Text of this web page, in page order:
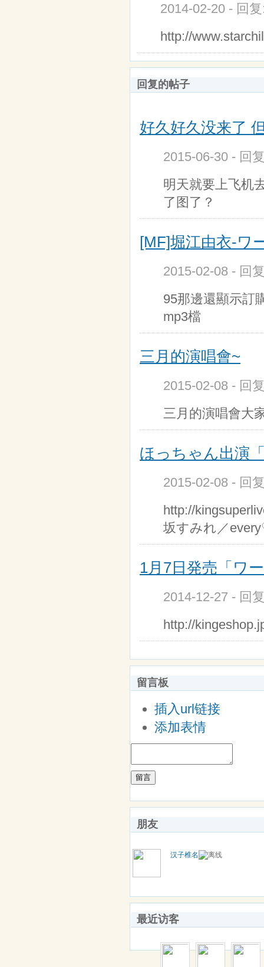
2014-02-20 - 回
http://
回复的帖子
好久好久没来了
2015-06-30 - 回
明天就要上飞机
了图了？
[MF]堀江由衣-ワ
2015-02-08 - 回
95那邊還顯示訂
mp3檔
三月的演唱會~
2015-02-08 - 回
三月的演唱會大
ほっちゃん出演
2015-02-08 - 回
http://
坂すみれ／
1月7日発売「ワ
2014-12-27 - 回
http://
留言板
插入url链接
添加表情
留言
朋友
汉子椎名
最近访客